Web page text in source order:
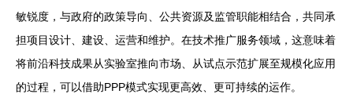
敏锐度，与政府的政策导向、公共资源及监管职能相结合，共同承
担项目设计、建设、运营和维护。在技术推广服务领域，这意味着
将前沿科技成果从实验室推向市场、从试点示范扩展至规模化应用
的过程，可以借助PPP模式实现更高效、更可持续的运作。